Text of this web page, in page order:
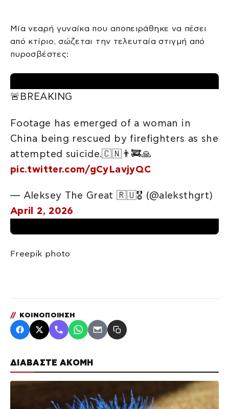
ΔΙΑΒΑΣΤΕ ΑΚΟΜΗ
Μία νεαρή γυναίκα που αποπειράθηκε να πέσει
από κτίριο, σώζεται την τελευταία στιγμή από
πυροσβέστες:
🚨BREAKING
Footage has emerged of a woman in
China being rescued by firefighters as she
attempted suicide.🇨🇳👨‍🚒🙏
pic.twitter.com/gCyLavjyQC
— Aleksey The Great 🇷🇺🎖 (@aleksthgrt)
April 2, 2026
Freepik photo
// ΚΟΙΝΟΠΟΙΗΣΗ